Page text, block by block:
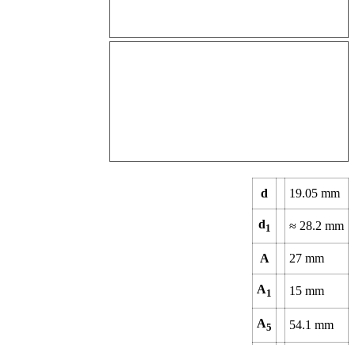
d 19.05 mm
d1 ≈ 28.2 mm
A 27 mm
A1 15 mm
A5 54.1 mm